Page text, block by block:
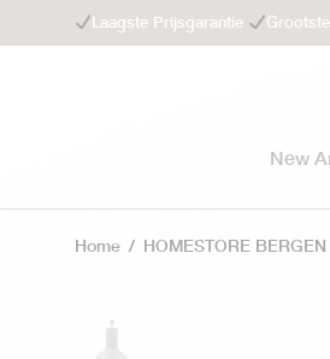
Laagste Prijsgarantie
New
Home / HOMESTORE BERGEN